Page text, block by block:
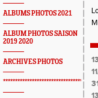
ALBUMS PHOTOS 2021
ALBUM PHOTOS SAISON
2019 2020
ARCHIVES PHOTOS